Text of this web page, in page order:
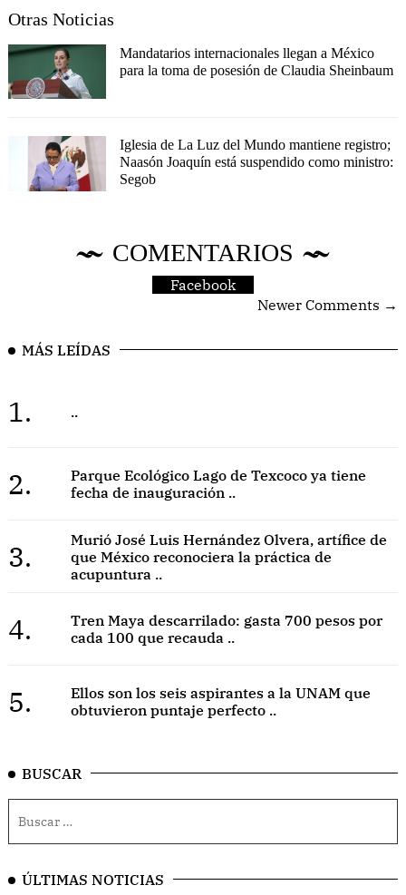
Otras Noticias
Mandatarios internacionales llegan a México
para la toma de posesión de Claudia Sheinbaum
Iglesia de La Luz del Mundo mantiene registro;
Naasón Joaquín está suspendido como ministro:
Segob
COMENTARIOS
Facebook
Newer Comments →
MÁS LEÍDAS
1. ..
2.
Parque Ecológico Lago de Texcoco ya tiene
fecha de inauguración ..
3.
Murió José Luis Hernández Olvera, artífice de
que México reconociera la práctica de
acupuntura ..
4.
Tren Maya descarrilado: gasta 700 pesos por
cada 100 que recauda ..
5.
Ellos son los seis aspirantes a la UNAM que
obtuvieron puntaje perfecto ..
BUSCAR
ÚLTIMAS NOTICIAS